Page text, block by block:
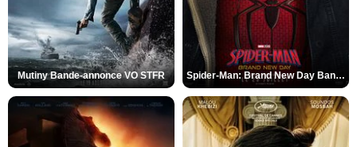
Mutiny Bande-annonce VO STFR Spider-Man: Brand New Day Bande-annonce VO STFR